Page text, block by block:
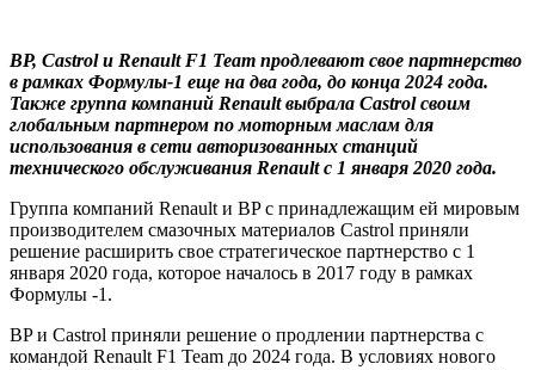
BP, Castrol и Renault F1 Team продлевают свое партнерство
в рамках Формулы-1 еще на два года, до конца 2024 года.
Также группа компаний Renault выбрала Castrol своим
глобальным партнером по моторным маслам для
использования в сети авторизованных станций
технического обслуживания Renault с 1 января 2020 года.
Группа компаний Renault и BP с принадлежащим ей мировым
производителем смазочных материалов Castrol приняли
решение расширить свое стратегическое партнерство с 1
января 2020 года, которое началось в 2017 году в рамках
Формулы -1.
BP и Castrol приняли решение о продлении партнерства с
командой Renault F1 Team до 2024 года. В условиях нового